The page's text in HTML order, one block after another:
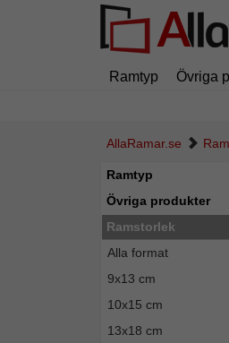
Ramtyp Övriga
AllaRamar.se
Ramtyp
Övriga produkter
Ramstorlek
Alla format
9x13 cm
10x15 cm
13x18 cm